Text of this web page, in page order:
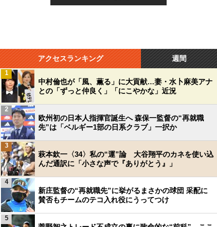
アクセスランキング 週間
中村倫也が「風、薫る」に大貢献…妻・水卜麻美アナ
との「ずっと仲良く」「にこやかな」近況
1
欧州初の日本人指揮官誕生へ 森保一監督の“再就職
先”は「ベルギー1部の日系クラブ」一択か
2
萩本欽一〈34〉私の“運”論 大谷翔平のカネを使い込
んだ通訳に「小さな声で『ありがとう』」
3
新庄監督の“再就職先”に挙がるまさかの球団 采配に
賛否もチームのテコ入れ役にうってつけ
4
5